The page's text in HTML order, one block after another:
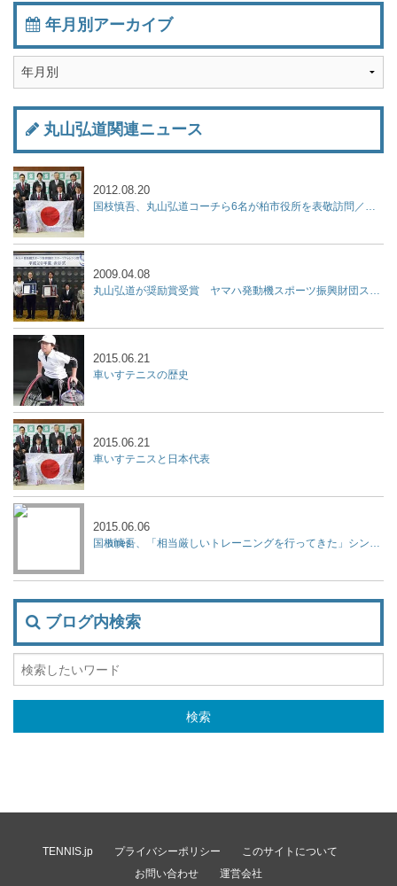
年月別アーカイブ
丸山弘道関連ニュース
国枝慎吾、丸山弘道コーチら6名が柏市役所を表敬訪問／パラリンピック
2012.08.20
丸山弘道が奨励賞受賞 ヤマハ発動機スポーツ振興財団スポーツチャレンジ賞
2009.04.08
車いすテニスの歴史
2015.06.21
車いすテニスと日本代表
2015.06.21
国枝慎吾、「相当厳しいトレーニングを行ってきた」シングルス2連覇、単複優勝、車いすテニスの全仏オープン
2015.06.06
ブログ内検索
TENNIS.jp プライバシーポリシー
このサイトについて
お問い合わせ
運営会社